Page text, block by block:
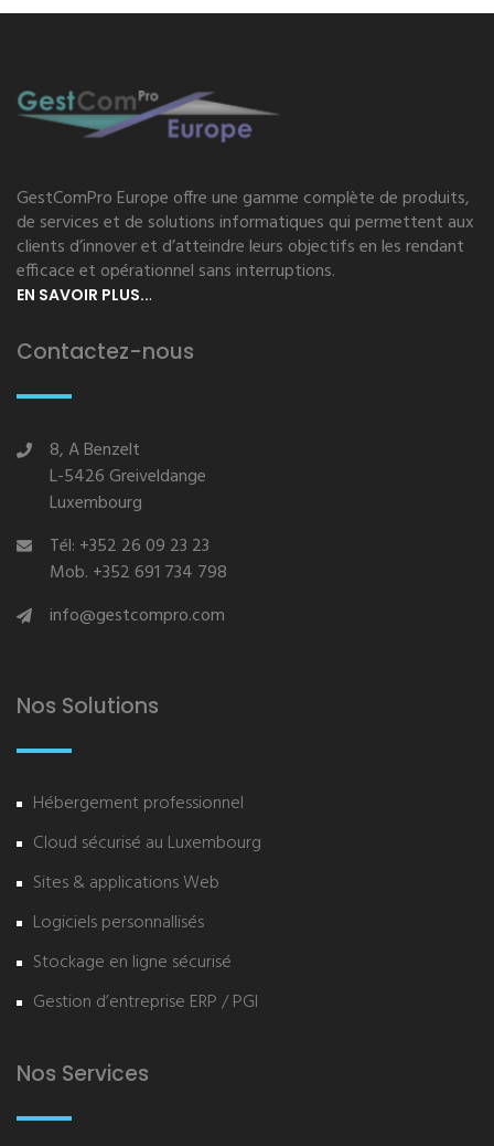
GestComPro Europe offre une gamme complète de produits,
de services et de solutions informatiques qui permettent aux
clients d’innover et d’atteindre leurs objectifs en les rendant
efficace et opérationnel sans interruptions.
EN SAVOIR PLUS...
Contactez-nous
8, A Benzelt
L-5426 Greiveldange
Luxembourg
Tél: +352 26 09 23 23
Mob. +352 691 734 798
info@gestcompro.com
Nos Solutions
Hébergement professionnel
Cloud sécurisé au Luxembourg
Sites & applications Web
Logiciels personnallisés
Stockage en ligne sécurisé
Gestion d’entreprise ERP / PGI
Nos Services